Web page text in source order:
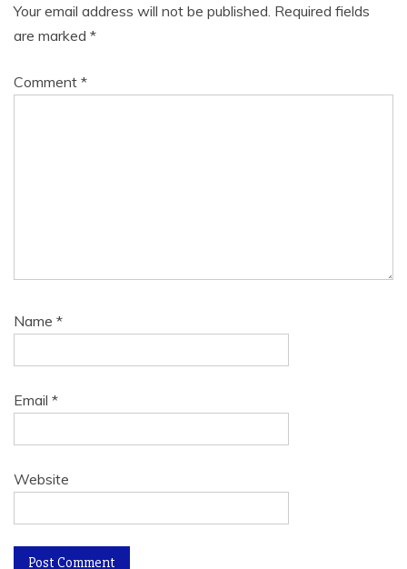
Your email address will not be published. Required fields
are marked *
Comment *
Name *
Email *
Website